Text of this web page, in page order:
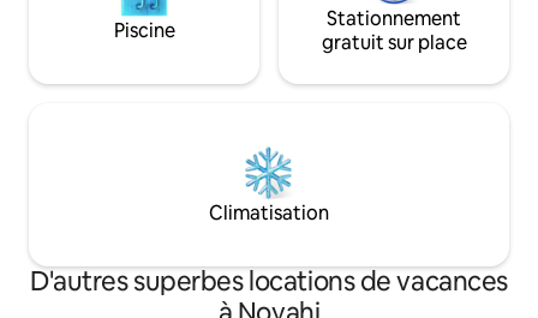
Piscine
Stationnement
gratuit sur place
Climatisation
D'autres superbes locations de vacances